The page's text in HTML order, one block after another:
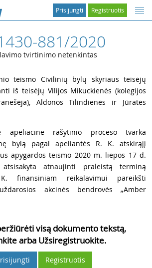
Registruotis
Prisijungti
881/2020
tvirtinimo netenkintas
teismo Civilinių bylų skyriaus teisėjų
iš teisėjų Vilijos Mikuckienės (kolegijos
Aldonos Tilindienės ir Jūratės
apeliacine rašytinio proceso tvarka
bylą pagal apeliantės R. K. atskirąjį
apygardos teismo 2020 m. liepos 17 d.
atnaujinti praleistą terminą
finansiniam reikalavimui pareikšti
akcinės bendrovės „Amber
visą dokumento tekstą,
arba Užsiregistruokite.
Registruotis